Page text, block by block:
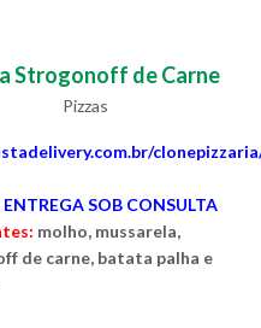
Strogonoff de Carne
Pizzas
SOB CONSULTA
molho, mussarela,
de carne, batata palha e